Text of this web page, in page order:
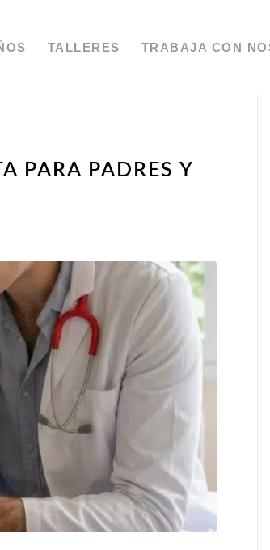
TALLERES TRABAJA CON
PARA PADRES Y